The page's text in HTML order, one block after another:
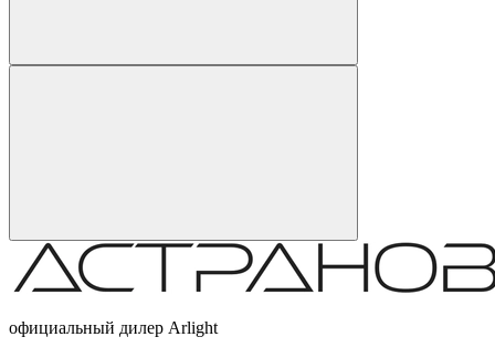
официальный дилер Arlight